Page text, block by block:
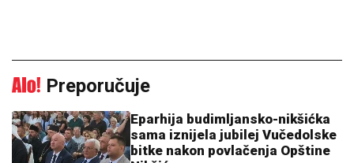
Preporučuje
Eparhija budimljansko-nikšićka
sama iznijela jubilej Vučedolske
bitke nakon povlačenja Opštine